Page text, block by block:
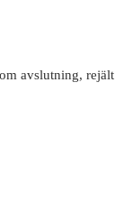
avslutning,